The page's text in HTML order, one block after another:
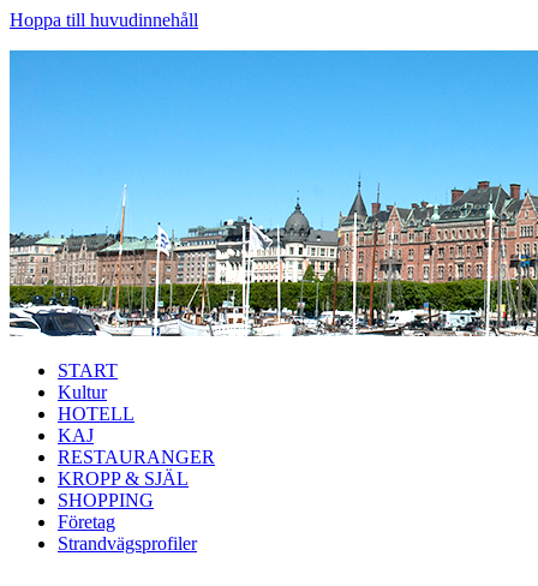
Hoppa till huvudinnehåll
START
Kultur
HOTELL
KAJ
RESTAURANGER
KROPP & SJÄL
SHOPPING
Företag
Strandvägsprofiler